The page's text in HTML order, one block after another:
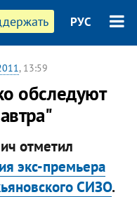
РУС
, 13:59
обследуют
отметил
экс-премьера
СИЗО.